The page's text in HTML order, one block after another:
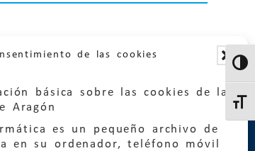
de las cookies
básica sobre las cookies de la
Aragón
es un pequeño archivo de
en su ordenador, teléfono móvil